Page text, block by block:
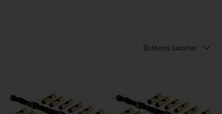
Butikens favoriter